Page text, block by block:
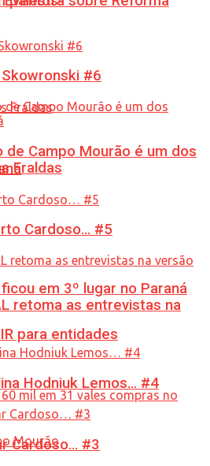
Fraldas
em 3º lugar no Paraná
para entidades
#6
de Campo Mourão é um dos
Cardoso… #5
retoma as entrevistas na
Hodniuk Lemos… #4
Cardoso… #3